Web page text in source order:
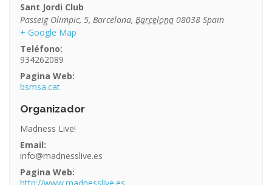
Sant Jordi Club
Passeig Olimpic, 5, Barcelona, Barcelona 08038 Spain
+ Google Map
Teléfono:
934262089
Pagina Web:
bsmsa.cat
Organizador
Madness Live!
Email:
info@madnesslive.es
Pagina Web: